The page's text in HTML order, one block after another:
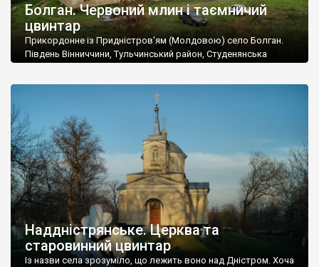
Болган. Червоний млин і таємничий
цвинтар
Прикордонне із Придністров’ям (Молдовою) село Болган.
Південь Вінниччини, Тульчинський район, Студенянська
старовинний цвинтар із кам’яними хрестами. Всі епітафії, які
збереглися, написані кирилицею, церковнослов’янською
мовою. За всіма традиційними ознаками – цвинтар
український. Хрести датуються 19 століттям. У 1924-1940
роках Болган […]
Наддністрянське. Церква та
старовинний цвинтар
Із назви села зрозуміло, що лежить воно над Дністром. Хоча